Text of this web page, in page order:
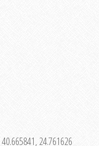
40.665841, 24.761626